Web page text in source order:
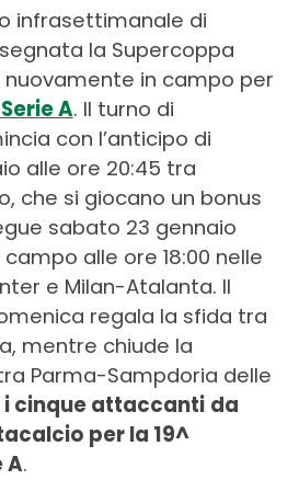
infrasettimanale di
la Supercoppa
nuovamente in campo per
Serie A. Il turno di
con l’anticipo di
alle ore 20:45 tra
che si giocano un bonus
sabato 23 gennaio
alle ore 18:00 nelle
e Milan-Atalanta. Il
regala la sfida tra
mentre chiude la
Parma-Sampdoria delle
i cinque attaccanti da
per la 19^
A.